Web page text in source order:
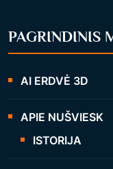
PAGRINDINIS
AI ERDVĖ 3D
APIE NUŠVIESK
ISTORIJA